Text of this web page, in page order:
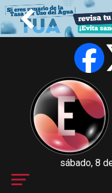
sábado, 8